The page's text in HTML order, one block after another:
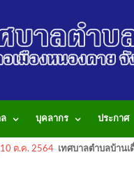
ล บุคลากร ประกาศ
10 ต.ค. 2564 เทศบาลตำบลบ้าน